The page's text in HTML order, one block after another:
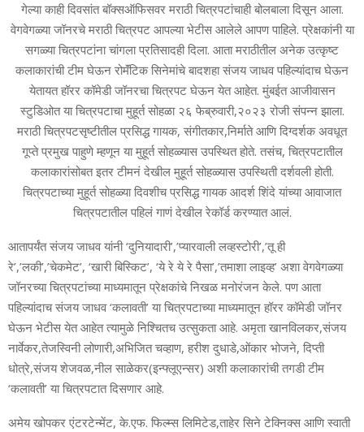
गेल्या काही दिवसांत बॉक्सऑफिसवर मराठी चित्रपटांचाही बोलबाला दिसून आला.
वेगवेगळ्या जॉनरचे मराठी चित्रपट आपल्या भेटीस आलेले आपण पाहिले. प्रेक्षकांनी या
सगळ्या चित्रपटांना चांगला प्रतिसादही दिला. आता मराठीतील अनेक उत्कृष्ट
कलाकारांची टीम घेऊन रोमॅंटिक सिनेमांचे बादशहा संजय जाधव पहिल्यांदाच घेऊन
येतायत हॉरर कॉमेडी जॉनरचा चित्रपट घेऊन येत आहेत. मुंबईत आजीवासन
स्टुडिओत या चित्रपटाचा मुहूर्त सोहळा २६ फेब्रुवारी,२०२३ रोजी संपन्न झाला.
मराठी चित्रपटसृष्टीतील प्रसिद्ध गायक, संगीतकार,निर्माते आणि दिग्दर्शक अवधूत
गूप्ते प्रमुख पाहुणे म्हणून या मुहूर्त सोहळ्यास उपस्थित होते. तसंच, चित्रपटातील
कलाकारांसोबत इतर टीमनं देखील मुहूर्त सोहळ्यास उपस्थिती दर्शवली होती.
चित्रपटाच्या मुहूर्त सोहळ्या दिवशीच प्रसिद्ध गायक आदर्श शिंदे यांच्या आवाजात
चित्रपटातील पहिलं गाणं देखील रेकॉर्ड करण्यात आलं.
आतापर्यंत संजय जाधव यांनी ‘दुनियादारी’,’प्यारवाली लव्हस्टोरी’,’तू ही
रे’,’लकी’,’चेकमेट’, ‘खारी बिस्किट’, ‘ये रे ये रे पैसा’,’तमाशा लाइव्ह’ अशा वेगवेगळ्या
जॉनरच्या चित्रपटांच्या माध्यमातून प्रेक्षकांचे निखळ मनोरंजन केले. पण आता
पहिल्यांदाच संजय जाधव ‘कलावती’ या चित्रपटाच्या माध्यमातून हॉरर कॉमेडी जॉनर
घेऊन भेटीस येत आहेत त्यामुळे निश्चितच उत्सुकता आहे. अमृता खानविलकर,संजय
नार्वेकर,तेजस्विनी लोणारी,अभिजित चव्हाण, हरीश दुधाडे,ओंकार भोजने, दिप्ती
धोत्रे,संजय शेजवळ,नील साळेकर(इन्फ्लूएन्सर) अशी कलाकारांची तगडी टीम
‘कलावती’ या चित्रपटात दिसणार आहे.
अमेय खोपकर एंटरटेन्मेंट, के.एफ. फिल्म्स लिमिटेड,ताहेर सिने टेक्निक्स आणि स्वाती